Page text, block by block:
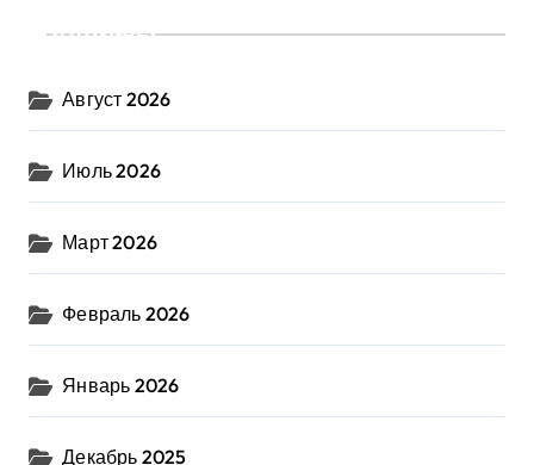
Архивы
Август 2026
Июль 2026
Март 2026
Февраль 2026
Январь 2026
Декабрь 2025